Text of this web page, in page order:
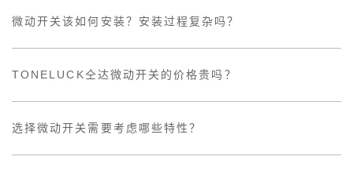
微动开关该如何安装？安装过程复杂吗？
TONELUCK仝达微动开关的价格贵吗？
选择微动开关需要考虑哪些特性？